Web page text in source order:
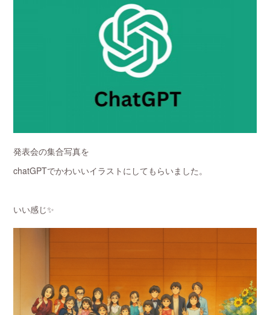
発表会の集合写真を
chatGPTでかわいいイラストにしてもらいました。
いい感じ✨